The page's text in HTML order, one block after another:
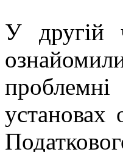
У другій
установах